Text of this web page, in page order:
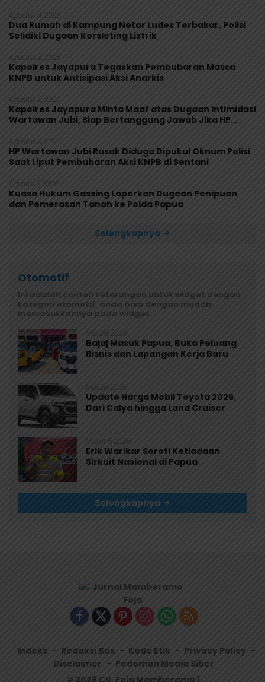
Agustus 4, 2026
Dua Rumah di Kampung Netar Ludes Terbakar, Polisi
Selidiki Dugaan Korsleting Listrik
Agustus 3, 2026
Kapolres Jayapura Tegaskan Pembubaran Massa
KNPB untuk Antisipasi Aksi Anarkis
Agustus 3, 2026
Kapolres Jayapura Minta Maaf atas Dugaan Intimidasi
Wartawan Jubi, Siap Bertanggung Jawab Jika HP
Agustus 3, 2026
HP Wartawan Jubi Rusak Diduga Dipukul Oknum Polisi
Saat Liput Pembubaran Aksi KNPB di Sentani
Agustus 1, 2026
Kuasa Hukum Gassing Laporkan Dugaan Penipuan
dan Pemerasan Tanah ke Polda Papua
Selengkapnya
Otomotif
Ini adalah contoh keterangan untuk widget dengan
kategori otomotif, anda bisa dengan mudah
memasukkannya pada widget.
Mei 29, 2026
Bajaj Masuk Papua, Buka Peluang
Bisnis dan Lapangan Kerja Baru
Mei 29, 2026
Update Harga Mobil Toyota 2026,
Dari Calya hingga Land Cruiser
Maret 5, 2026
Erik Warikar Soroti Ketiadaan
Sirkuit Nasional di Papua
Selengkapnya
Indeks Redaksi Box Kode Etik
Privacy Policy
Disclaimer
Pedoman Media Siber